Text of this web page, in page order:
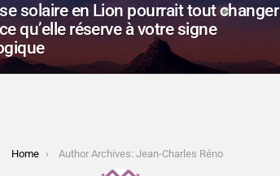
solaire en Lion pourrait tout changer
qu’elle réserve à votre signe
Home Author Archives: Jean-Charles Réno